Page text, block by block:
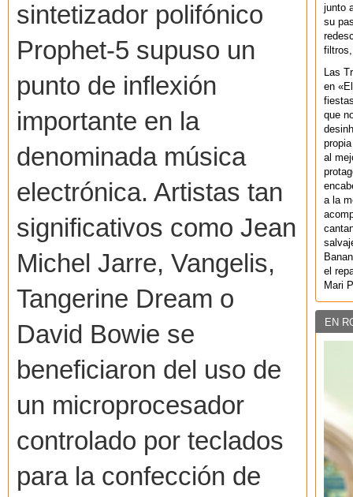
sintetizador polifónico
Prophet-5 supuso un
punto de inflexión
importante en la
denominada música
electrónica. Artistas tan
significativos como Jean
Michel Jarre, Vangelis,
Tangerine Dream o
David Bowie se
beneficiaron del uso de
un microprocesador
controlado por teclados
para la confección de
junto
su
filtros,
Las
en
que
al
a la
el
Mari
EN